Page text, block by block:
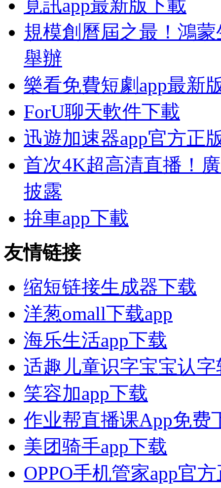
覓訊app最新版下載
規模創曆屆之最！鴻
舉辦
樂看免費短劇app最新
ForU聊天軟件下載
迅遊加速器app官方正
首次4K超高清直播！
披露
拚車app下載
友情链接
缩短链接生成器下载
洋葱omall下载app
海乐生活app下载
适趣儿童识字宝宝认
笑容加app下载
作业帮直播课App免费
美团骑手app下载
OPPO手机管家app官